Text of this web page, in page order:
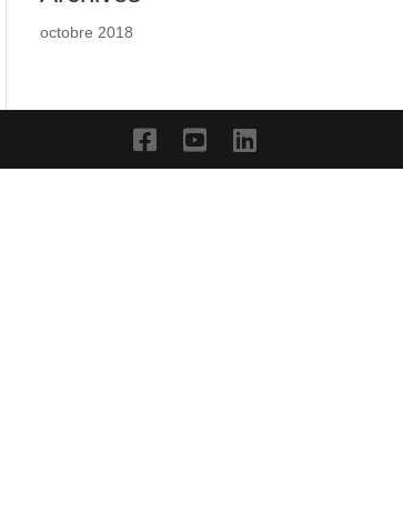
octobre 2018